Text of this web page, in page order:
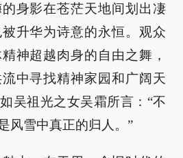
身影在苍茫天地间划出凄
升华为诗意的永恒。观众
神超越肉身的自由之舞，
中寻找精神家园和广阔天
吴祖光之女吴霜所言：“不
风雪中真正的归人。”